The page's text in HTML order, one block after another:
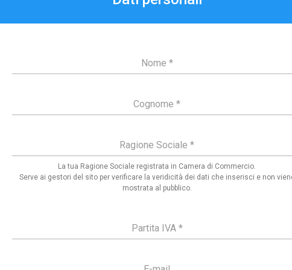
Nome
Cognome
Ragione Sociale
La tua Ragione Sociale registrata in Camera di Commercio.
Serve ai gestori del sito per verificare la veridicità dei dati che inserisci e non
mostrata al pubblico.
Partita IVA